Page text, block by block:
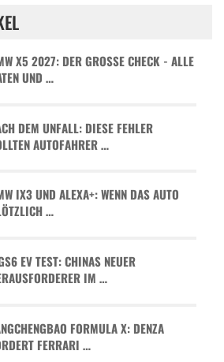
X5 2027: DER GROSSE CHECK - ALLE D
UND …
DEM UNFALL: DIESE FEHLER
AUTOFAHRER …
IX3 UND ALEXA+: WENN DAS AUTO
…
EV TEST: CHINAS NEUER
IM …
FORMULA X: DENZA
FERRARI …